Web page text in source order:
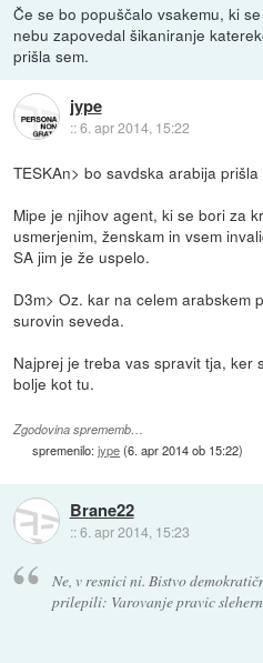
Če se bo popuščalo vsakemu, ki
nebu zapovedal šikaniranje
prišla sem.
jype
::6. apr 2014, 15:22
TESKAn> bo savdska arabija prišla
Mipe je njihov agent, ki se bori za
usmerjenim, ženskam in vsem
SA jim je že uspelo.
D3m> Oz. kar na celem arabskem
surovin seveda.
Najprej je treba vas spravit tja, ker
bolje kot tu.
Zgodovina sprememb…
spremenilo:jype(6. apr 2014 ob 15:22)
Brane22
::6. apr 2014, 15:23
Ne, v resnici ni. Bistvo
prilepili: Varovanje pravic